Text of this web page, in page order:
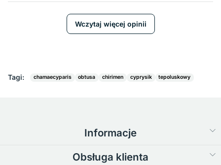
Wczytaj więcej opinii
Tagi: chamaecyparis obtusa chirimen cyprysik tepoluskowy
Informacje
Obsługa klienta